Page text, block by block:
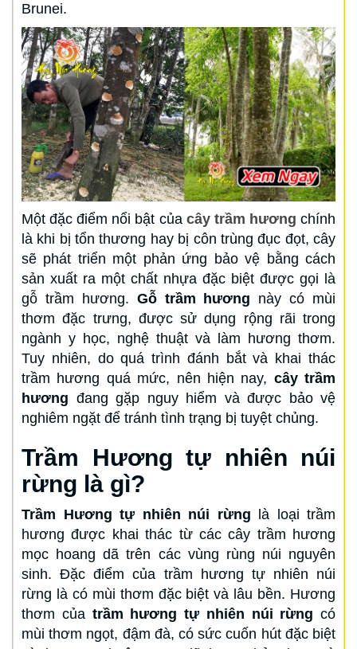
Brunei.
Một đặc điểm nổi bật của cây trầm hương chính
là khi bị tổn thương hay bị côn trùng đục đọt, cây
sẽ phát triển một phản ứng bảo vệ bằng cách
sản xuất ra một chất nhựa đặc biệt được gọi là
gỗ trầm hương. Gỗ trầm hương này có mùi
thơm đặc trưng, được sử dụng rộng rãi trong
ngành y học, nghệ thuật và làm hương thơm.
Tuy nhiên, do quá trình đánh bắt và khai thác
trầm hương quá mức, nên hiện nay, cây trầm
hương đang gặp nguy hiểm và được bảo vệ
nghiêm ngặt để tránh tình trạng bị tuyệt chủng.
Trầm Hương tự nhiên núi
rừng là gì?
Trầm Hương tự nhiên núi rừng là loại trầm
hương được khai thác từ các cây trầm hương
mọc hoang dã trên các vùng rùng núi nguyên
sinh. Đặc điểm của trầm hương tự nhiên núi
rừng là có mùi thơm đặc biệt và lâu bền. Hương
thơm của trầm hương tự nhiên núi rừng có
mùi thơm ngọt, đậm đà, có sức cuốn hút đặc biệt